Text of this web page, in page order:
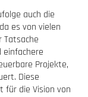
auch die
es von vielen
einfachere
Projekte,
Diese
für die Vision von